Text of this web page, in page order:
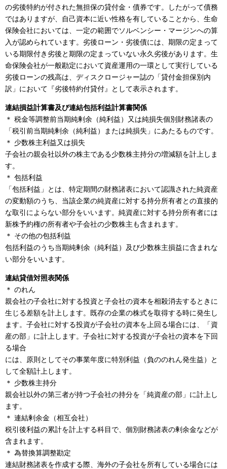
の劣後特約が付された無担保の貸付金・債券です。したがって債務
ではありますが、自己資本に近い性格を有していることから、生命
保険会社においては、一定の範囲でソルベンシー・マージンへの算
入が認められています。劣後ローン・劣後債には、期限の定まって
いる期限付き劣後と期限の定まっていない永久劣後があります。生
命保険会社が一般勘定において資産運用の一環として実行している
劣後ローンの残高は、ディスクロージャー誌の「貸付金担保別内
訳」において『劣後特約付貸付』として表示されます。
連結損益計算書及び連結包括利益計算書関係
＊ 税金等調整前当期純剰余（純利益）又は純損失個別財務諸表の
「税引前当期純剰余（純利益）または純損失」にあたるものです。
＊ 少数株主利益又は損失
子会社の親会社以外の株主である少数株主持分の増減額を計上しま
す。
＊ 包括利益
「包括利益」とは、特定期間の財務諸表において認識された純資産
の変動額のうち、当該企業の純資産に対する持分所有者との直接的
な取引によらない部分をいいます。純資産に対する持分所有者には
新株予約権の所有者や子会社の少数株主も含まれます。
＊ その他の包括利益
包括利益のうち当期純剰余（純利益）及び少数株主損益に含まれな
い部分をいいます。
連結貸借対照表関係
＊ のれん
親会社の子会社に対する投資と子会社の資本を相殺消去するときに
生じる差額を計上します。既存の企業の株式を取得する時に発生し
ます。子会社に対する投資が子会社の資本を上回る場合には、「資
産の部」に計上します。子会社に対する投資が子会社の資本を下回
る場合
には、原則としてその事業年度に特別利益（負ののれん発生益）と
して全額計上します。
＊ 少数株主持分
親会社以外の第三者が持つ子会社の持分を「純資産の部」に計上し
ます。
＊ 連結剰余金（相互会社）
税引後利益の累計を計上する科目で、個別財務諸表の剰余金などが
含まれます。
＊ 為替換算調整勘定
連結財務諸表を作成する際、海外の子会社を所有している場合には